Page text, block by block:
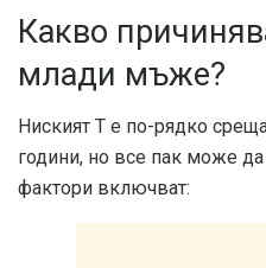
Какво
млади мъже?
Ниският T е по-рядко
години, но все пак може
фактори включват: